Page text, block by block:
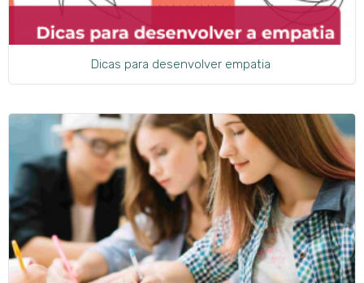
Dicas para desenvolver empatia